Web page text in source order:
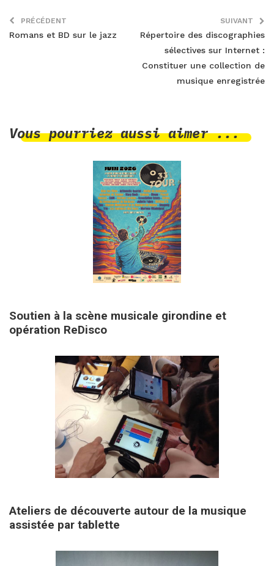
PRÉCÉDENT
Romans et BD sur le jazz
SUIVANT
Répertoire des discographies
sélectives sur Internet :
Constituer une collection de
musique enregistrée
Vous pourriez aussi aimer ...
Soutien à la scène musicale girondine et
opération ReDisco
Ateliers de découverte autour de la musique
assistée par tablette